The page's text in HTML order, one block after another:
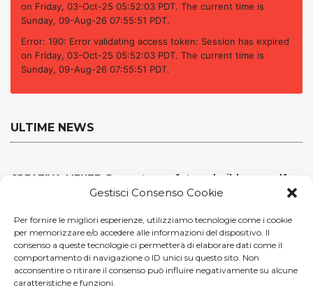
Gestisci Consenso Cookie
Per fornire le migliori esperienze, utilizziamo tecnologie come i cookie
per memorizzare e/o accedere alle informazioni del dispositivo. Il
consenso a queste tecnologie ci permetterà di elaborare dati come il
comportamento di navigazione o ID unici su questo sito. Non
acconsentire o ritirare il consenso può influire negativamente su alcune
caratteristiche e funzioni.
on Friday, 03-Oct-25 05:52:03 PDT. The current time is
Sunday, 09-Aug-26 07:55:51 PDT.
Error: 190: Error validating access token: Session has expired
on Friday, 03-Oct-25 05:52:03 PDT. The current time is
Sunday, 09-Aug-26 07:55:51 PDT.
ULTIME NEWS
CREATIVA-MENTE, Prompt your future, build your self
A scuola di Futuro: al via il nuovo Master Executive in
New Technologies & Innovation System
D&AD 2024 | Nuovi successi per i nostri giovani creativi